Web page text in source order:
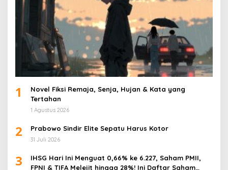
1
Novel Fiksi Remaja, Senja, Hujan & Kata yang
Tertahan
1 Agustus 2026
2 Prabowo Sindir Elite Sepatu Harus Kotor
31 Juli 2026
3
IHSG Hari Ini Menguat 0,66% ke 6.227, Saham PMII,
FPNI & TIFA Melejit hingga 28%! Ini Daftar Saham